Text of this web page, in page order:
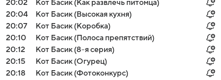
20:02
Кот Басик (Как развлечь питомца)
20:04
Кот Басик (Высокая кухня)
20:07
Кот Басик (Коробка)
20:10
Кот Басик (Полоса препятствий)
20:12
Кот Басик (8-я серия)
20:15
Кот Басик (Огурец)
20:18
Кот Басик (Фотоконкурс)